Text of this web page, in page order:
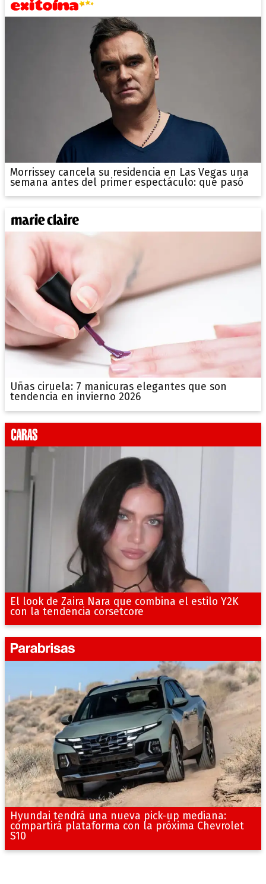
Morrissey cancela su residencia en Las Vegas una
semana antes del primer espectáculo: qué pasó
Uñas ciruela: 7 manicuras elegantes que son
tendencia en invierno 2026
El look de Zaira Nara que combina el estilo Y2K
con la tendencia corsetcore
Hyundai tendrá una nueva pick-up mediana:
compartirá plataforma con la próxima Chevrolet
S10